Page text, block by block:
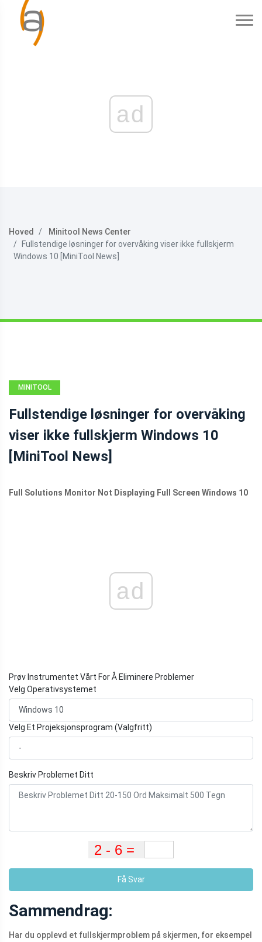
ad
Hoved
Minitool News Center
Fullstendige løsninger for overvåking viser ikke fullskjerm
Windows 10 [MiniTool News]
MINITOOL
Fullstendige løsninger for overvåking
viser ikke fullskjerm Windows 10
[MiniTool News]
Full Solutions Monitor Not Displaying Full Screen Windows 10
ad
Prøv Instrumentet Vårt For Å Eliminere Problemer
Velg Operativsystemet
Velg Et Projeksjonsprogram (Valgfritt)
Beskriv Problemet Ditt
Få Svar
Sammendrag:
Har du opplevd et fullskjermproblem på skjermen, for eksempel